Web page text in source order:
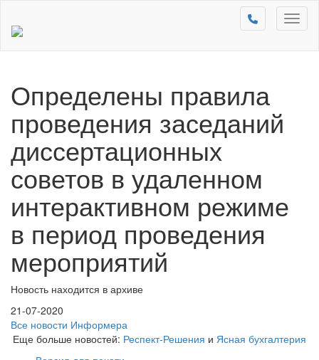
Определены правила
проведения заседаний
диссертационных
советов в удаленном
интерактивном режиме
в период проведения
мероприятий
Новость находится в архиве
21-07-2020
Все новости Информера
Еще больше новостей: Респект-Решения и Ясная бухгалтерия